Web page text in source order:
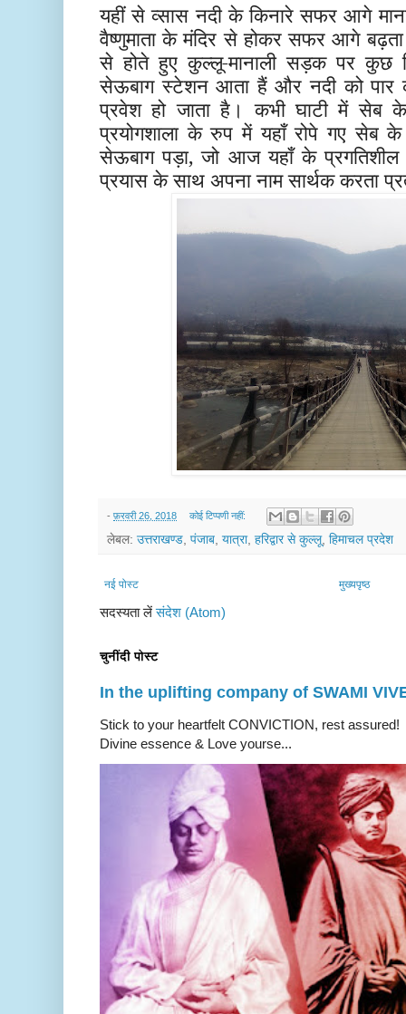
यहीं से व्सास नदी के किनारे सफर आगे
वैष्णुमाता के मंदिर से होकर सफर आगे
से होते हुए कुल्लू-मानाली सड़क पर
सेऊबाग स्टेशन आता हैं और नदी को पार
प्रवेश हो जाता है। कभी घाटी में सेब
प्रयोगशाला के रुप में यहाँ रोपे गए सेब
सेऊबाग पड़ा, जो आज यहाँ के प्रगतिशील
प्रयास के साथ अपना नाम सार्थक करता
- फ़रवरी 26, 2018 कोई टिप्पणी नहीं:
लेबल: उत्तराखण्ड पंजाब यात्रा, हरिद्वार से कुल्लू, हिमाचल प्रदेश
नई पोस्ट मुख्यपृष्ठ
सदस्यता लेंसंदेश (Atom)
चुनींदी पोस्ट
In the uplifting company of SWAMI
Stick to your heartfelt CONVICTION, rest
Divine essence & Love yourse...